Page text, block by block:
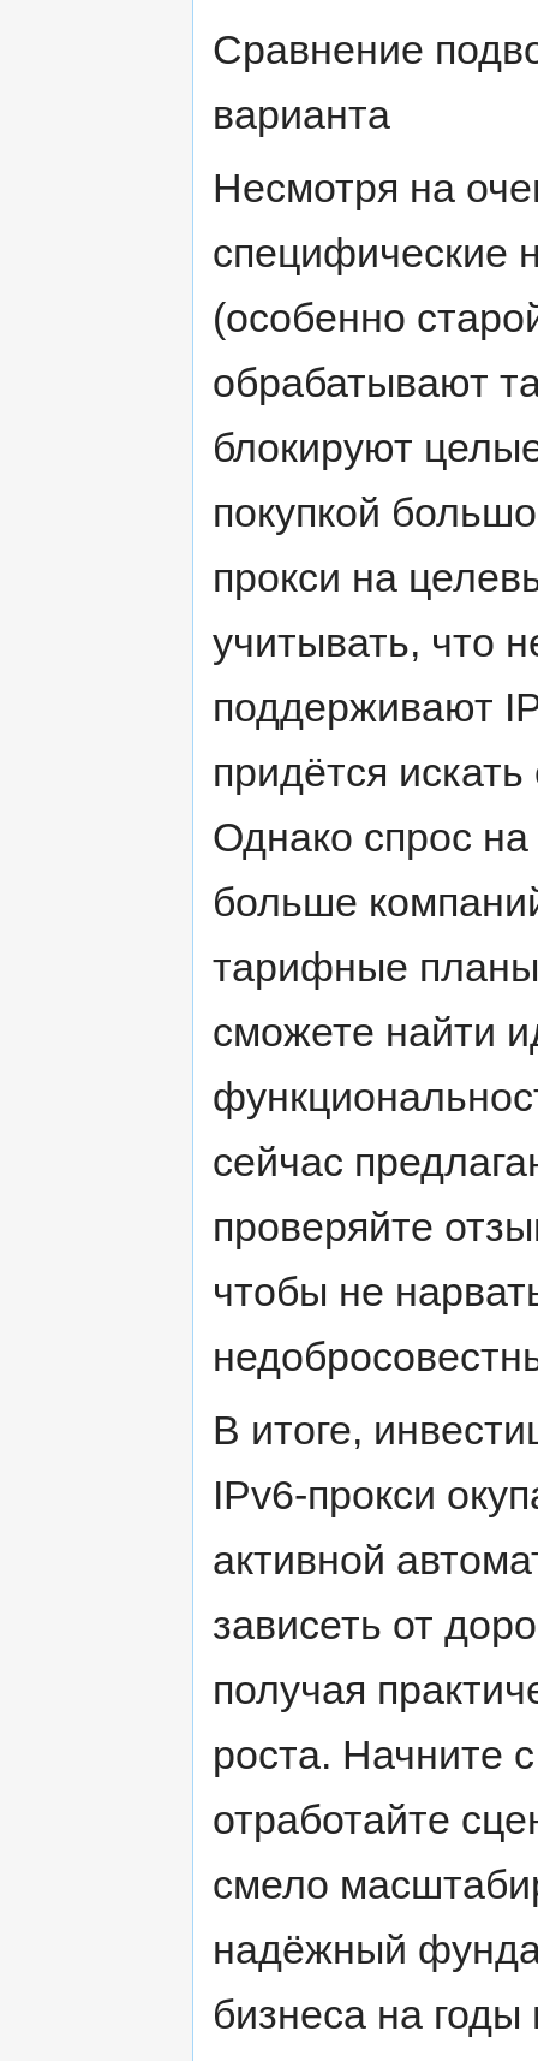
Сравнение
варианта
Несмотря на
специфические
(особенно
обрабатывают
блокируют
покупкой
прокси на
учитывать, что
поддерживают
придётся
Однако спрос на
больше
тарифные
сможете найти
сейчас
проверяйте
чтобы не
В итоге,
IPv6-прокси
активной
зависеть от
получая
роста. Начните
отработайте
смело
надёжный
бизнеса на годы